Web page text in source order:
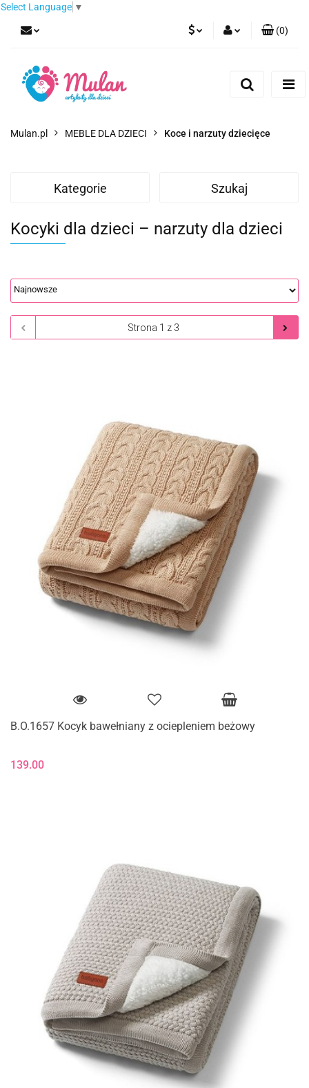
Select Language ▼
(0)
Mulan.pl MEBLE DLA DZIECI Koce i narzuty dziecięce
Kategorie Szukaj
Kocyki dla dzieci – narzuty dla dzieci
B.O.1657 Kocyk bawełniany z ociepleniem beżowy
139.00